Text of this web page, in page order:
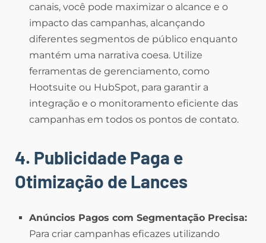
canais, você pode maximizar o alcance e o
impacto das campanhas, alcançando
diferentes segmentos de público enquanto
mantém uma narrativa coesa. Utilize
ferramentas de gerenciamento, como
Hootsuite ou HubSpot, para garantir a
integração e o monitoramento eficiente das
campanhas em todos os pontos de contato.
4. Publicidade Paga e
Otimização de Lances
Anúncios Pagos com Segmentação Precisa:
Para criar campanhas eficazes utilizando